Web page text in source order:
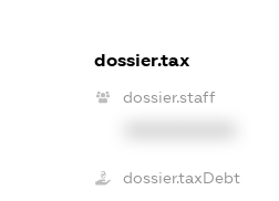
dossier.tax
dossier.staff
dossier.taxDebt